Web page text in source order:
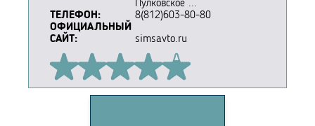
Пулковское ...
ТЕЛЕФОН:
8(812)603-80-80
ОФИЦИАЛЬНЫЙ
САЙТ:
simsavto.ru